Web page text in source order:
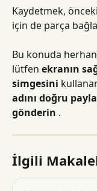
Kaydetmek,
için de parça
Bu konuda
lütfen ekranın
simgesini
adını doğru
gönderin .
İlgili